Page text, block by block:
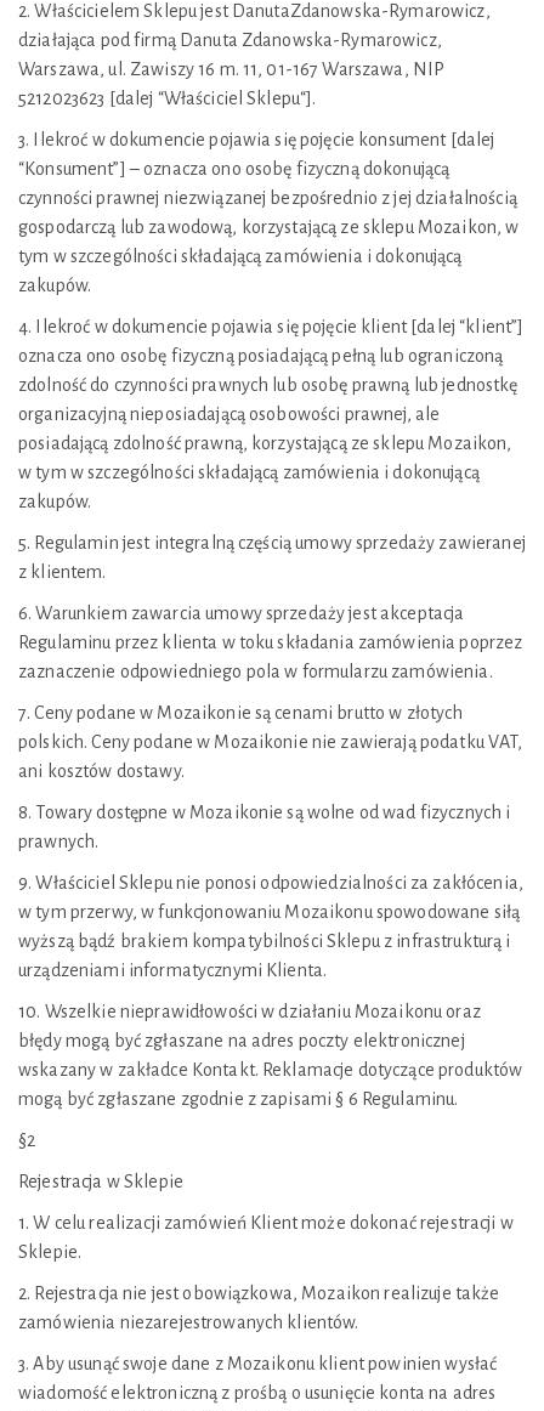
2. Właścicielem Sklepu jest DanutaZdanowska-Rymarowicz,
działająca pod firmą Danuta Zdanowska-Rymarowicz,
Warszawa, ul. Zawiszy 16 m. 11, 01-167 Warszawa, NIP
5212023623 [dalej “Właściciel Sklepu“].
3. Ilekroć w dokumencie pojawia się pojęcie konsument [dalej
“Konsument”] – oznacza ono osobę fizyczną dokonującą
czynności prawnej niezwiązanej bezpośrednio z jej działalnością
gospodarczą lub zawodową, korzystającą ze sklepu Mozaikon, w
tym w szczególności składającą zamówienia i dokonującą
zakupów.
4. Ilekroć w dokumencie pojawia się pojęcie klient [dalej “klient”]
oznacza ono osobę fizyczną posiadającą pełną lub ograniczoną
zdolność do czynności prawnych lub osobę prawną lub jednostkę
organizacyjną nieposiadającą osobowości prawnej, ale
posiadającą zdolność prawną, korzystającą ze sklepu Mozaikon,
w tym w szczególności składającą zamówienia i dokonującą
zakupów.
5. Regulamin jest integralną częścią umowy sprzedaży zawieranej
z klientem.
6. Warunkiem zawarcia umowy sprzedaży jest akceptacja
Regulaminu przez klienta w toku składania zamówienia poprzez
zaznaczenie odpowiedniego pola w formularzu zamówienia.
7. Ceny podane w Mozaikonie są cenami brutto w złotych
polskich. Ceny podane w Mozaikonie nie zawierają podatku VAT,
ani kosztów dostawy.
8. Towary dostępne w Mozaikonie są wolne od wad fizycznych i
prawnych.
9. Właściciel Sklepu nie ponosi odpowiedzialności za zakłócenia,
w tym przerwy, w funkcjonowaniu Mozaikonu spowodowane siłą
wyższą bądź brakiem kompatybilności Sklepu z infrastrukturą i
urządzeniami informatycznymi Klienta.
10. Wszelkie nieprawidłowości w działaniu Mozaikonu oraz
błędy mogą być zgłaszane na adres poczty elektronicznej
wskazany w zakładce Kontakt. Reklamacje dotyczące produktów
mogą być zgłaszane zgodnie z zapisami § 6 Regulaminu.
§2
Rejestracja w Sklepie
1. W celu realizacji zamówień Klient może dokonać rejestracji w
Sklepie.
2. Rejestracja nie jest obowiązkowa, Mozaikon realizuje także
zamówienia niezarejestrowanych klientów.
3. Aby usunąć swoje dane z Mozaikonu klient powinien wysłać
wiadomość elektroniczną z prośbą o usunięcie konta na adres